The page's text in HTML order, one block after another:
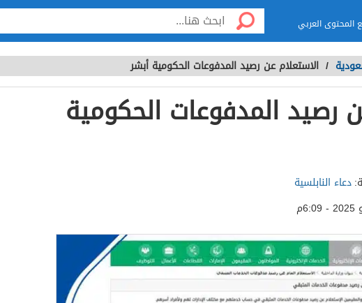
المحتوى العربي
/ الاستعلام عن رصيد المدفوعات الحكومية أبشر
رصيد المدفوعات الحكومية
دعاء النابلسية